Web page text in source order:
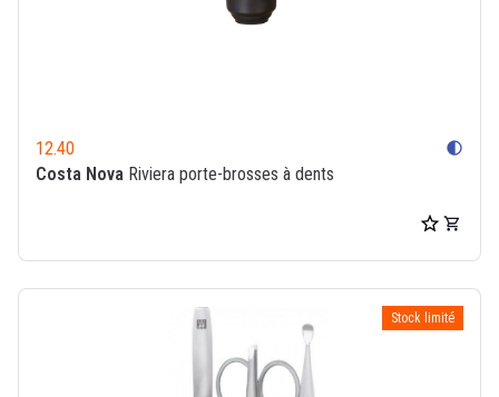
12.40 contrast
Costa Nova Riviera porte-brosses à dents
Stock limité